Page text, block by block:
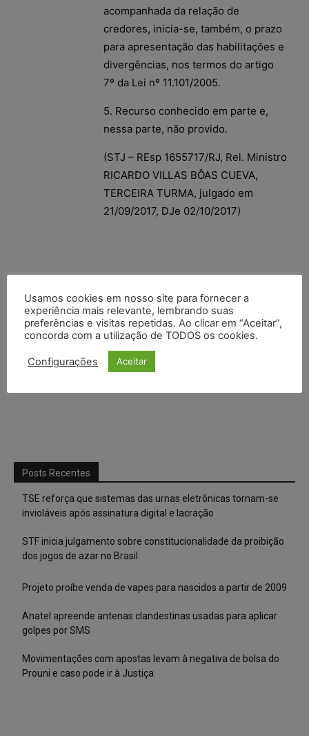
acompanhada da relação de
credores, inicia-se, também, o prazo
para apresentação das habilitações e
divergências, nos termos do artigo
7º da Lei nº 11.101/2005.
5. Recurso conhecido em parte e,
nessa parte, não provido.
(STJ – REsp 1655717/RJ, Rel. Ministro
RICARDO VILLAS BÔAS CUEVA,
TERCEIRA TURMA, julgado em
21/09/2017, DJe 02/10/2017)
Posts Recentes
TSE reforça que sistemas das urnas eletrônicas tornam-se
invioláveis após assinatura digital e lacração
STF inicia julgamento sobre constitucionalidade da proibição
dos jogos de azar no Brasil
Projeto proíbe venda de vapes para nascidos a partir de 2009
Anatel apreende antenas clandestinas usadas para aplicar
golpes por SMS
Movimentações com apostas levam à negativa de bolsa do
Prouni e caso pode ir à Justiça
Usamos cookies em nosso site para fornecer a
experiência mais relevante, lembrando suas
preferências e visitas repetidas. Ao clicar em “Aceitar”,
concorda com a utilização de TODOS os cookies.
Configurações Aceitar